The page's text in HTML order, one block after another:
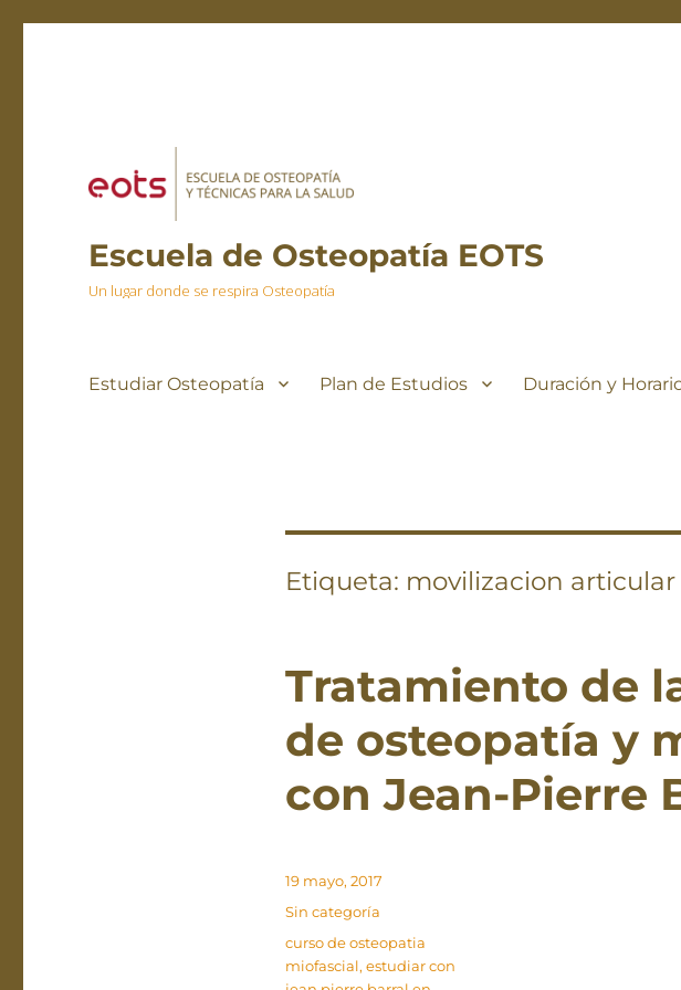
Escuela de Osteopatía EOTS
Un lugar donde se respira Osteopatía
Estudiar Osteopatía Plan de Estudios Duración y
Etiqueta: movilizacion
Tratamiento de
de osteopatía y
con Jean-Pierre
Publicado
el
19 mayo, 2017
Categorías
Sin categoría
Etiquetas
curso de osteopatia
miofascial, estudiar con